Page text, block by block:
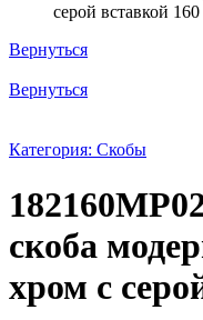
серой вставкой
Вернуться
Вернуться
Категория: Скобы
скоба
хром с